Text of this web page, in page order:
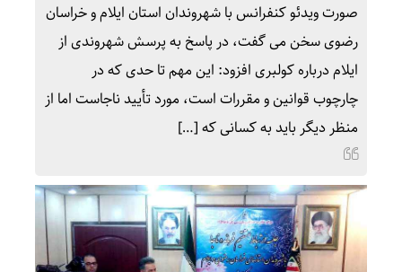
صورت ویدئو کنفرانس با شهروندان استان ایلام و خراسان
رضوی سخن می گفت، در پاسخ به پرسش شهروندی از
ایلام درباره کولبری افزود: این مهم تا حدی که در
چارچوب قوانین و مقررات است، مورد تأیید ناجاست اما از
منظر دیگر باید به کسانی که […]